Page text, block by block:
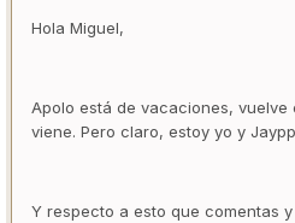
Hola Miguel,
Apolo está de vacaciones, vuelve
viene. Pero claro, estoy yo y
Y respecto a esto que comentas